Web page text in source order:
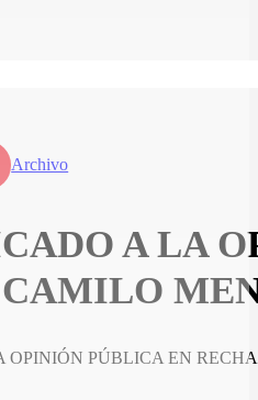
Archivo
A LA
OPINIÓN PÚBLICA EN